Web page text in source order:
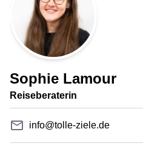
Sophie Lamour
Reiseberaterin
info@tolle-ziele.de